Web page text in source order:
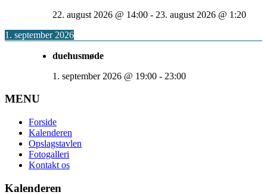
22. august 2026 @ 14:00 - 23. august 2026 @ 1:20
1. september 2026
duehusmøde
1. september 2026 @ 19:00 - 23:00
MENU
Forside
Kalenderen
Opslagstavlen
Fotogalleri
Kontakt os
Kalenderen